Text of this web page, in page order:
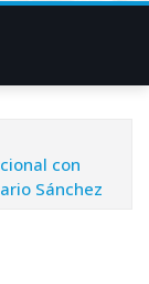
con
Sánchez